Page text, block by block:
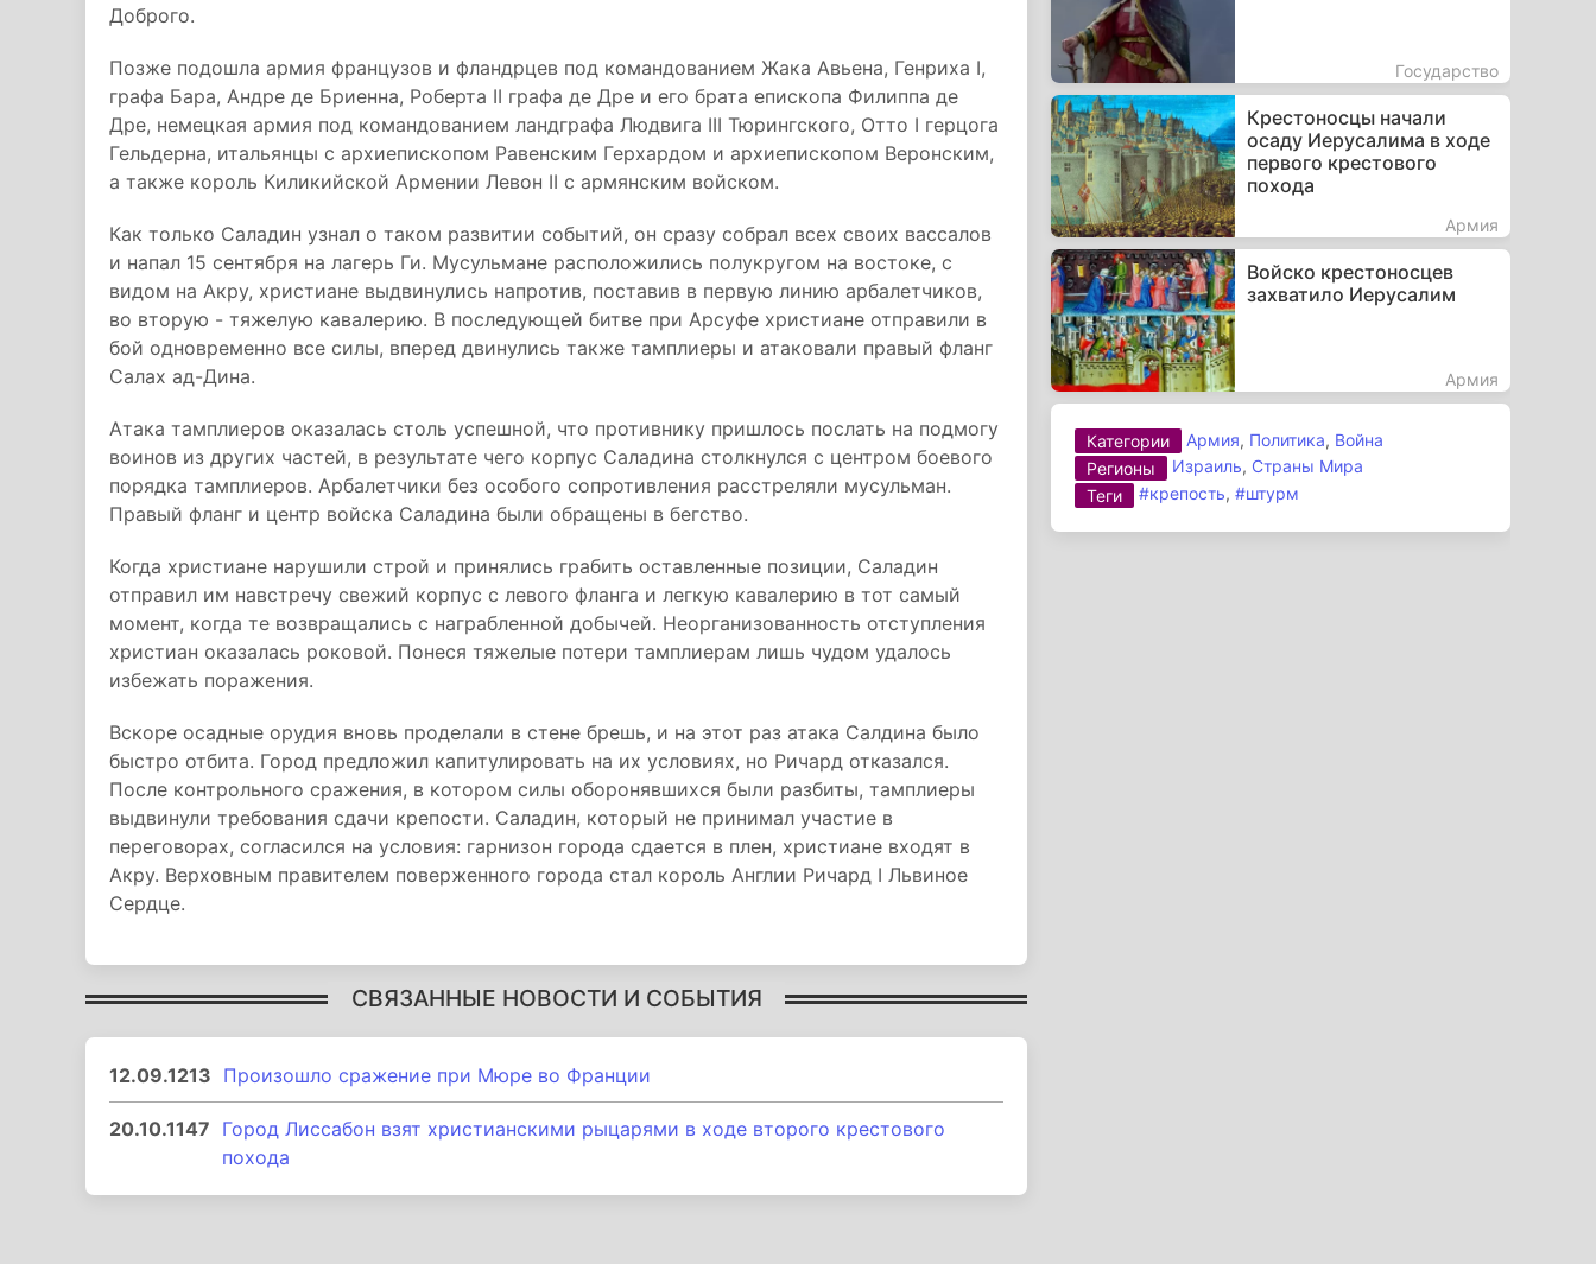
Доброго.
Позже подошла армия французов и фландрцев под командованием Жака Авьена, Генриха I,
графа Бара, Андре де Бриенна, Роберта II графа де Дре и его брата епископа Филиппа де
Дре, немецкая армия под командованием ландграфа Людвига III Тюрингского, Отто I герцога
Гельдерна, итальянцы с архиепископом Равенским Герхардом и архиепископом Веронским,
а также король Киликийской Армении Левон II с армянским войском.
Как только Саладин узнал о таком развитии событий, он сразу собрал всех своих вассалов
и напал 15 сентября на лагерь Ги. Мусульмане расположились полукругом на востоке, с
видом на Акру, христиане выдвинулись напротив, поставив в первую линию арбалетчиков,
во вторую - тяжелую кавалерию. В последующей битве при Арсуфе христиане отправили в
бой одновременно все силы, вперед двинулись также тамплиеры и атаковали правый фланг
Салах ад-Дина.
Атака тамплиеров оказалась столь успешной, что противнику пришлось послать на подмогу
воинов из других частей, в результате чего корпус Саладина столкнулся с центром боевого
порядка тамплиеров. Арбалетчики без особого сопротивления расстреляли мусульман.
Правый фланг и центр войска Саладина были обращены в бегство.
Когда христиане нарушили строй и принялись грабить оставленные позиции, Саладин
отправил им навстречу свежий корпус с левого фланга и легкую кавалерию в тот самый
момент, когда те возвращались с награбленной добычей. Неорганизованность отступления
христиан оказалась роковой. Понеся тяжелые потери тамплиерам лишь чудом удалось
избежать поражения.
Вскоре осадные орудия вновь проделали в стене брешь, и на этот раз атака Салдина было
быстро отбита. Город предложил капитулировать на их условиях, но Ричард отказался.
После контрольного сражения, в котором силы оборонявшихся были разбиты, тамплиеры
выдвинули требования сдачи крепости. Саладин, который не принимал участие в
переговорах, согласился на условия: гарнизон города сдается в плен, христиане входят в
Акру. Верховным правителем поверженного города стал король Англии Ричард I Львиное
Сердце.
СВЯЗАННЫЕ НОВОСТИ И СОБЫТИЯ
12.09.1213 Произошло сражение при Мюре во Франции
20.10.1147 Город Лиссабон взят христианскими рыцарями в ходе второго крестового
похода
Государство
Крестоносцы начали
осаду Иерусалима в ходе
первого крестового
похода
Армия
Войско крестоносцев
захватило Иерусалим
Армия
Категории Армия, Политика, Война
Регионы
Израиль, Страны Мира
Теги
#крепость,#штурм